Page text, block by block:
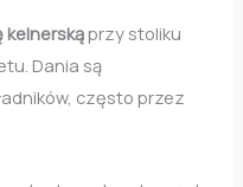
kelnerskąprzy stoliku
Dania są
często przez